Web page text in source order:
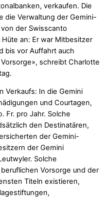
verkaufen. Die
die Verwaltung der Gemini-
der Swisscanto
an: Er war Mitbesitzer
bis vor Auffahrt auch
schreibt Charlotte
Verkaufs: In die Gemini
und Courtagen,
Fr. pro Jahr. Solche
den Destinatären,
der Gemini-
der Gemini
Solche
Vorsorge und der
Titeln existieren,